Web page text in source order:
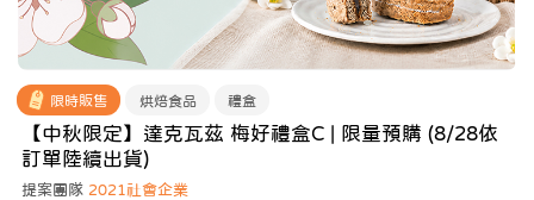
限時販售 烘焙食品 禮盒
【中秋限定】達克瓦茲 梅好禮盒C | 限量預購 (8/28依
訂單陸續出貨)
提案團隊 2021社會企業